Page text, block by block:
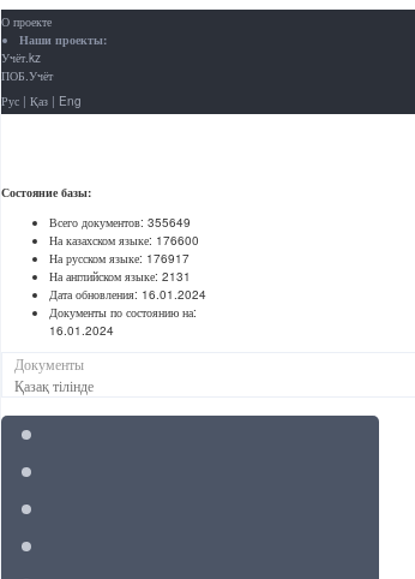
О проекте
Наши проекты:
Учёт.kz
ПОБ.Учёт
Рус | Қаз | Eng
Состояние базы:
Всего документов: 355649
На казахском языке: 176600
На русском языке: 176917
На английском языке: 2131
Дата обновления: 16.01.2024
Документы по состоянию на:
16.01.2024
Документы
Қазақ тілінде